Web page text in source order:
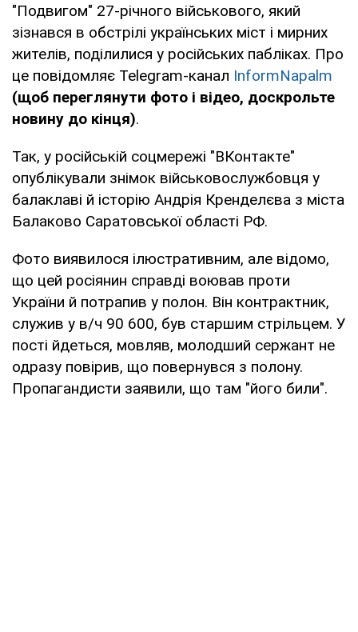
"Подвигом" 27-річного військового, який
зізнався в обстрілі українських міст і мирних
жителів, поділилися у російських пабліках. Про
це повідомляє Telegram-канал InformNapalm
(щоб переглянути фото і відео, доскрольте
новину до кінця).
Так, у російській соцмережі "ВКонтакте"
опублікували знімок військовослужбовця у
балаклаві й історію Андрія Кренделєва з міста
Балаково Саратовської області РФ.
Фото виявилося ілюстративним, але відомо,
що цей росіянин справді воював проти
України й потрапив у полон. Він контрактник,
служив у в/ч 90 600, був старшим стрільцем. У
пості йдеться, мовляв, молодший сержант не
одразу повірив, що повернувся з полону.
Пропагандисти заявили, що там "його били".